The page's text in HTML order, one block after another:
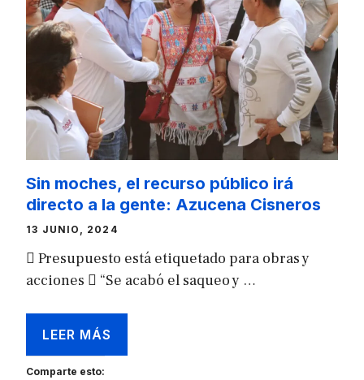
Sin moches, el recurso público irá
directo a la gente: Azucena Cisneros
13 JUNIO, 2024
 Presupuesto está etiquetado para obras y
acciones  “Se acabó el saqueo y …
LEER MÁS
Comparte esto: